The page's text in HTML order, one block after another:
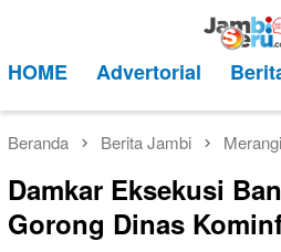
kontenMobile
HOME Advertorial
Beranda Berita Jambi
Damkar Eksekusi
Gorong Dinas